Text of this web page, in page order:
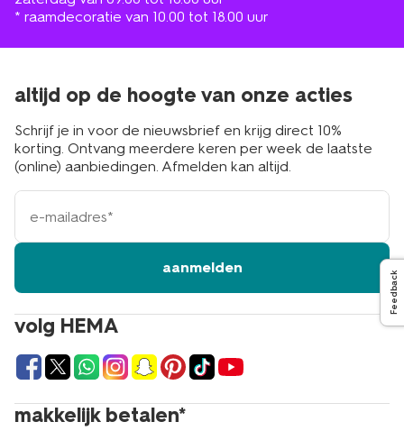
* raamdecoratie van 10.00 tot 18.00 uur
volg HEMA
makkelijk betalen*
altijd op de hoogte van onze acties
Schrijf je in voor de nieuwsbrief en krijg direct 10%
korting. Ontvang meerdere keren per week de laatste
(online) aanbiedingen. Afmelden kan altijd.
e-
mailadres
aanmelden
Feedback